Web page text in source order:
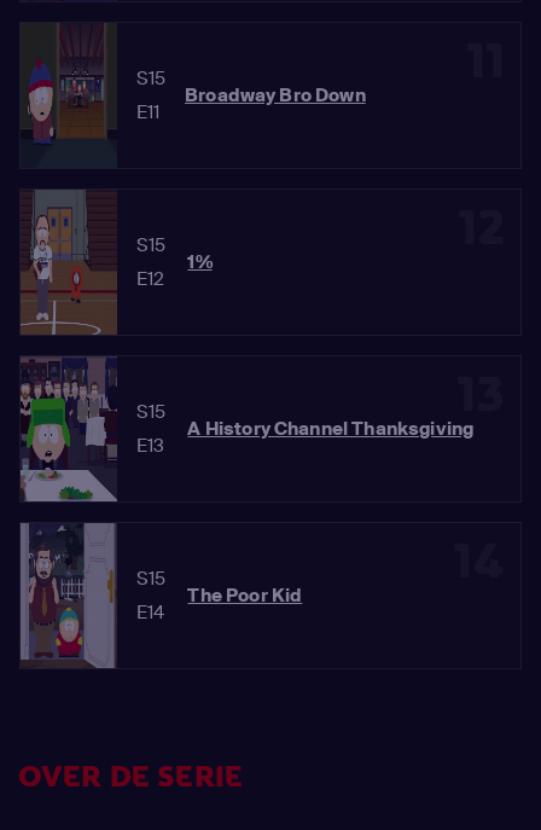
S15
E11
Broadway Bro Down
S15
E12
1%
S15
E13
A History Channel Thanksgiving
S15
E14
The Poor Kid
OVER DE SERIE